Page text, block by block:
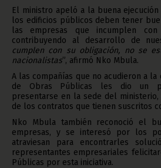
El ministro apeló a la buena
los edificios públicos deben tener
las empresas que incumplen
contribuyendo al desarrollo de
cumplen con su obligación, no se
nacionalistas”, afirmó Nko Mbula.
A las compañías que no acudieron a
de Obras Públicas les dio un
presentarse en la sede del
de los contratos que tienen suscritos
Nko Mbula también reconoció el
empresas, y se interesó por los
atraviesan para encontrarles
representantes empresariales
Públicas por esta iniciativa.